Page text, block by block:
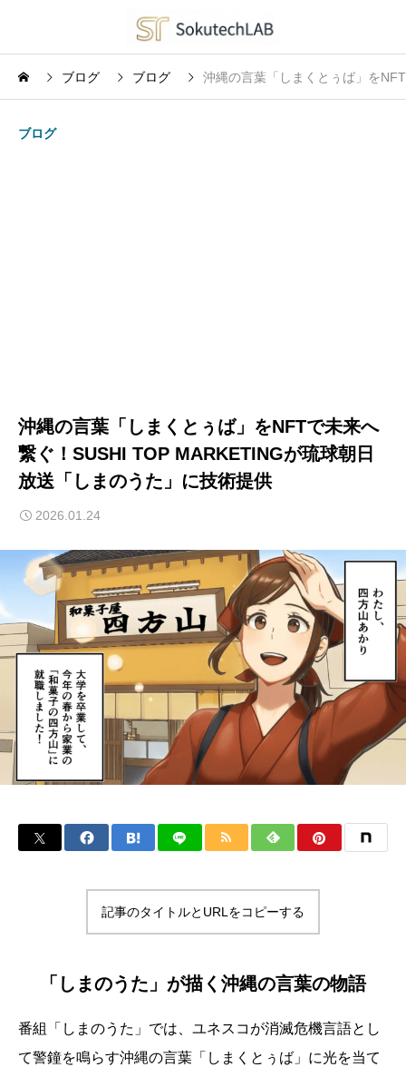
ブログ ブログ 沖縄の言葉「しまくとぅば」を
ブログ
沖縄の言葉「しまくとぅば」をNFTで未来へ
繋ぐ！SUSHI TOP MARKETINGが琉球朝日
放送「しまのうた」に技術提供
2026.01.24
記事のタイトルとURLをコピーする
「しまのうた」が描く沖縄の言葉の物語
番組「しまのうた」では、ユネスコが消滅危機言語とし
て警鐘を鳴らす沖縄の言葉「しまくとぅば」に光を当て